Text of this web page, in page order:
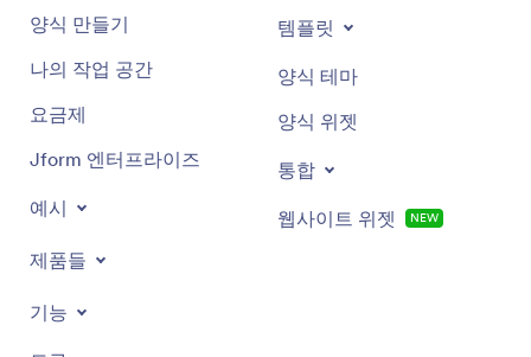
양식 만들기
나의 작업 공간
요금제
Jform 엔터프라이즈
예시
제품들
기능
템플릿
양식 테마
양식 위젯
통합
웹사이트 위젯 NEW